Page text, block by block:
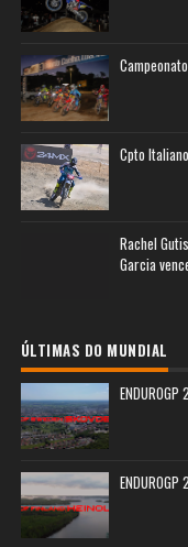
Cpto
Rachel
Garcia
ÚLTIMAS DO MUNDIAL